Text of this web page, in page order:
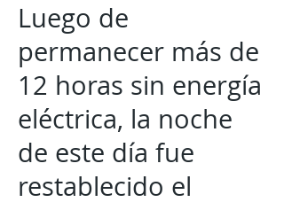
Luego de
permanecer más de
12 horas sin energía
eléctrica, la noche
de este día fue
restablecido el